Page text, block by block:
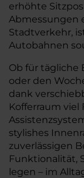
erhöhte
Abmessungen
Stadtverkehr,
Autobahnen
Ob für tägliche
oder den
dank
Kofferraum viel
stylishes
zuverlässigen
Funktionalität,
legen – im